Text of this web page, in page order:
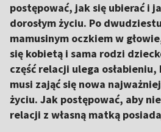
postępować, jak się ubierać i
dorosłym życiu. Po
mamusinym oczkiem w
się kobietą i sama rodzi
część relacji ulega osłabieniu,
musi zająć się nowa
życiu. Jak postępować, aby
relacji z własną matką